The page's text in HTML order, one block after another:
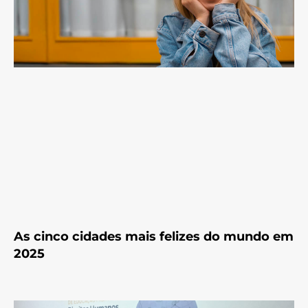
As cinco cidades mais felizes do mundo em
2025